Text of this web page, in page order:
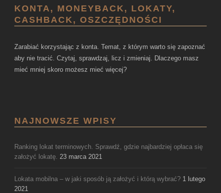
KONTA, MONEYBACK, LOKATY,
CASHBACK, OSZCZĘDNOŚCI
Zarabiać korzystając z konta. Temat, z którym warto się zapoznać
aby nie tracić. Czytaj, sprawdzaj, licz i zmieniaj. Dlaczego masz
mieć mniej skoro możesz mieć więcej?
NAJNOWSZE WPISY
Ranking lokat terminowych. Sprawdź, gdzie najbardziej opłaca się
założyć lokatę. 23 marca 2021
Lokata mobilna – w jaki sposób ją założyć i którą wybrać? 1 lutego
2021